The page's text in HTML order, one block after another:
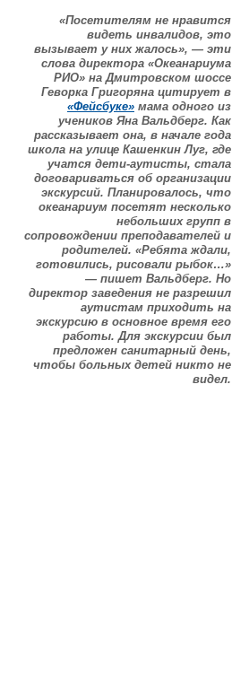
«Посетителям не нравится
видеть инвалидов, это
вызывает у них жалось», — эти
слова директора «Океанариума
РИО» на Дмитровском шоссе
Геворка Григоряна цитирует в
«Фейсбуке» мама одного из
учеников Яна Вальдберг. Как
рассказывает она, в начале года
школа на улице Кашенкин Луг, где
учатся дети-аутисты, стала
договариваться об организации
экскурсий. Планировалось, что
океанариум посетят несколько
небольших групп в
сопровождении преподавателей и
родителей. «Ребята ждали,
готовились, рисовали рыбок…»
— пишет Вальдберг. Но
директор заведения не разрешил
аутистам приходить на
экскурсию в основное время его
работы. Для экскурсии был
предложен санитарный день,
чтобы больных детей никто не
видел.